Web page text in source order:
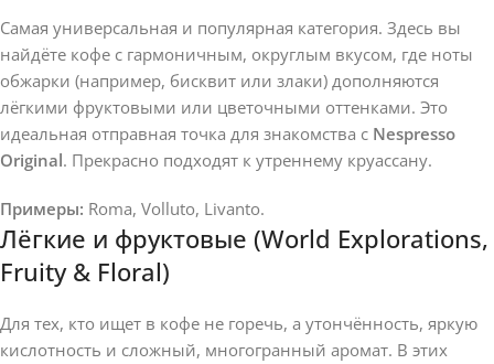
Самая универсальная и популярная категория. Здесь вы
найдёте кофе с гармоничным, округлым вкусом, где ноты
обжарки (например, бисквит или злаки) дополняются
лёгкими фруктовыми или цветочными оттенками. Это
идеальная отправная точка для знакомства с Nespresso
Original. Прекрасно подходят к утреннему круассану.
Примеры: Roma, Volluto, Livanto.
Лёгкие и фруктовые (World Explorations,
Fruity & Floral)
Для тех, кто ищет в кофе не горечь, а утончённость, яркую
кислотность и сложный, многогранный аромат. В этих